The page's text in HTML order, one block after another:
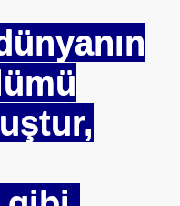
ENGELLENDİ* !!!